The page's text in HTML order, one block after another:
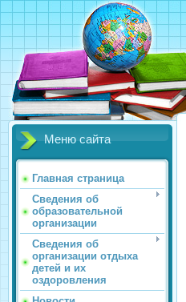
Меню сайта
Главная страница
Сведения об
образовательной
организации
Сведения об
организации отдыха
детей и их
оздоровления